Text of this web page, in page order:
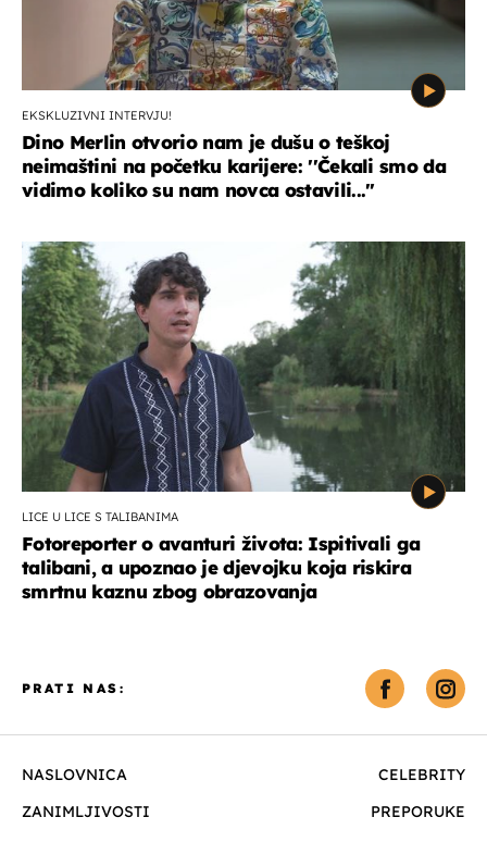
EKSKLUZIVNI INTERVJU!
Dino Merlin otvorio nam je dušu o teškoj
neimaštini na početku karijere: ''Čekali smo da
vidimo koliko su nam novca ostavili...''
LICE U LICE S TALIBANIMA
Fotoreporter o avanturi života: Ispitivali ga
talibani, a upoznao je djevojku koja riskira
smrtnu kaznu zbog obrazovanja
NASLOVNICA
CELEBRITY
ZANIMLJIVOSTI
PREPORUKE
PRATI NAS: